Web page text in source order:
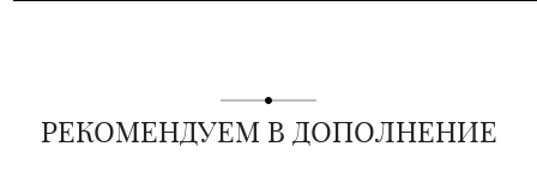
РЕКОМЕНДУЕМ В ДОПОЛНЕНИЕ